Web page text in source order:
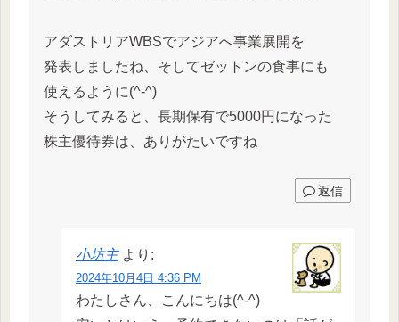
アダストリアWBSでアジアへ事業展開を
発表しましたね、そしてゼットンの食事にも
使えるように(^-^)
そうしてみると、長期保有で5000円になった
株主優待券は、ありがたいですね
返信
小坊主 より:
2024年10月4日 4:36 PM
わたしさん、こんにちは(^-^)